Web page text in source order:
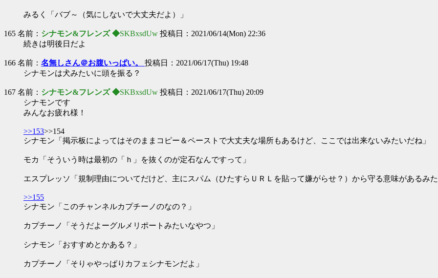
みるく「バブ～（気にしないで大丈夫だよ）」
165 名前： シナモン&フレンズ ◆SKBxsdUw 投稿日：2021/06/14(Mon) 22:36
続きは明後日だよ
166 名前： 名無しさん＠お腹いっぱい。 投稿日：2021/06/17(Thu) 19:48
シナモンは犬みたいに頭を振る？
167 名前： シナモン&フレンズ ◆SKBxsdUw 投稿日：2021/06/17(Thu) 20:09
シナモンです
みんなお疲れ様！
>>153>>154
シナモン「掲示板によってはそのままコピー＆ペーストで大丈夫な場所もあるけど、ここでは出来ないみたいだね」
モカ「そういう時は最初の「ｈ」を抜くのが定石なんですって」
エスプレッソ「規制理由についてだけど、主にスパム（ひたすらＵＲＬを貼って嫌がらせ？）から守る意味があるみ
>>155
シナモン「このチャンネルカプチーノのなの？」
カプチーノ「そうだよーグルメリポートみたいなやつ」
シナモン「おすすめとかある？」
カプチーノ「そりゃやっぱりカフェシナモンだよ」